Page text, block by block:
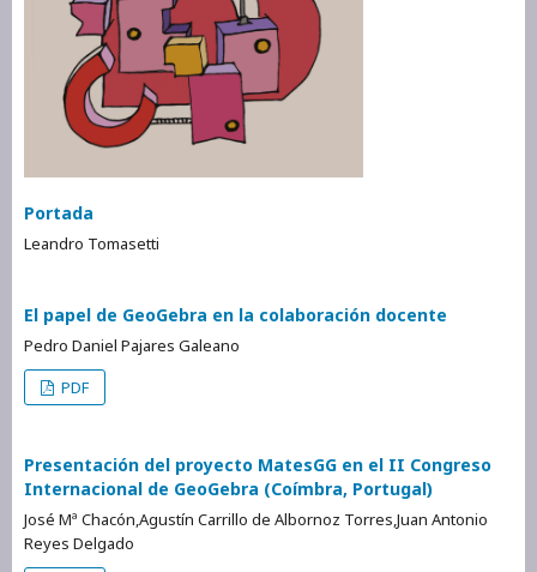
Portada
Leandro Tomasetti
El papel de GeoGebra en la colaboración docente
Pedro Daniel Pajares Galeano
PDF
Presentación del proyecto MatesGG en el II Congreso
Internacional de GeoGebra (Coímbra, Portugal)
José Mª Chacón,Agustín Carrillo de Albornoz Torres,Juan Antonio
Reyes Delgado